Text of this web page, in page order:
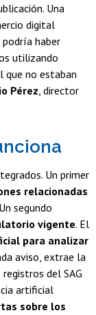
Una
digital
haber
utilizando
que no estaban
Pérez, director
Un primer
relacionadas
segundo
vigente. El
para analizar
aviso, extrae la
del SAG
artificial
sobre los